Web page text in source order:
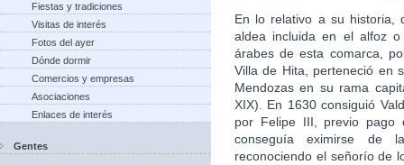
Fiestas y tradiciones
Visitas de interés
Fotos del ayer
Dónde dormir
Comercios y empresas
Asociaciones
Enlaces de interés
Gentes
En lo relativo a su historia,
aldea incluida en el alfoz
árabes de esta comarca,
Villa de Hita, perteneció en
Mendozas en su rama
XIX). En 1630 consiguió
por Felipe III, previo pago
conseguía eximirse de
reconociendo el señorío de